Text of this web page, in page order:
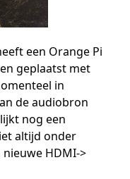
een Orange Pi
geplaatst met
in
de audiobron
nog een
altijd onder
HDMI->